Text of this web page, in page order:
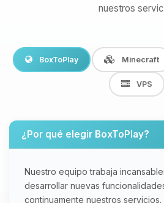
nuestros
BoxToPlay Minecraft
VPS
¿Por qué elegir BoxToPlay?
Nuestro equipo trabaja
desarrollar nuevas
continuamente nuestros